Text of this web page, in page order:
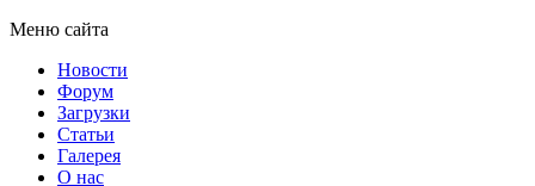
Меню сайта
Новости
Форум
Загрузки
Статьи
Галерея
О нас